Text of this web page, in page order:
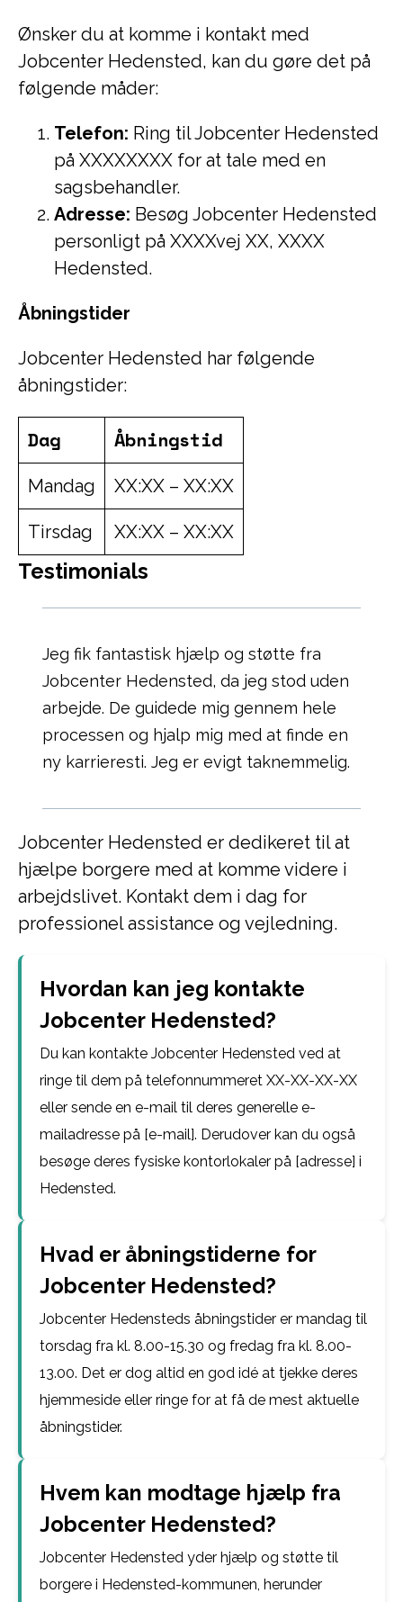
Ønsker du at komme i kontakt med
Jobcenter Hedensted, kan du gøre det på
følgende måder:
Telefon: Ring til Jobcenter Hedensted
på XXXXXXXX for at tale med en
sagsbehandler.
Adresse: Besøg Jobcenter Hedensted
personligt på XXXXvej XX, XXXX
Hedensted.
Åbningstider
Jobcenter Hedensted har følgende
åbningstider:
Dag Åbningstid
Mandag XX:XX – XX:XX
Tirsdag XX:XX – XX:XX
Testimonials
Jeg fik fantastisk hjælp og støtte fra
Jobcenter Hedensted, da jeg stod uden
arbejde. De guidede mig gennem hele
processen og hjalp mig med at finde en
ny karrieresti. Jeg er evigt taknemmelig.
Jobcenter Hedensted er dedikeret til at
hjælpe borgere med at komme videre i
arbejdslivet. Kontakt dem i dag for
professionel assistance og vejledning.
Hvordan kan jeg kontakte
Jobcenter Hedensted?
Du kan kontakte Jobcenter Hedensted ved at
ringe til dem på telefonnummeret XX-XX-XX-XX
eller sende en e-mail til deres generelle e-
mailadresse på [e-mail]. Derudover kan du også
besøge deres fysiske kontorlokaler på [adresse] i
Hedensted.
Hvad er åbningstiderne for
Jobcenter Hedensted?
Jobcenter Hedensteds åbningstider er mandag til
torsdag fra kl. 8.00-15.30 og fredag fra kl. 8.00-
13.00. Det er dog altid en god idé at tjekke deres
hjemmeside eller ringe for at få de mest aktuelle
åbningstider.
Hvem kan modtage hjælp fra
Jobcenter Hedensted?
Jobcenter Hedensted yder hjælp og støtte til
borgere i Hedensted-kommunen, herunder